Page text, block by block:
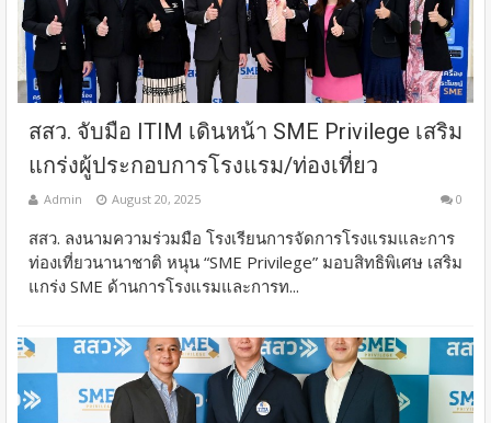
สสว. จับมือ ITIM เดินหน้า SME Privilege เสริม
แกร่งผู้ประกอบการโรงแรม/ท่องเที่ยว
Admin August 20, 2025 0
สสว. ลงนามความร่วมมือ โรงเรียนการจัดการโรงแรมและการ
ท่องเที่ยวนานาชาติ หนุน “SME Privilege” มอบสิทธิพิเศษ เสริม
แกร่ง SME ด้านการโรงแรมและการท...